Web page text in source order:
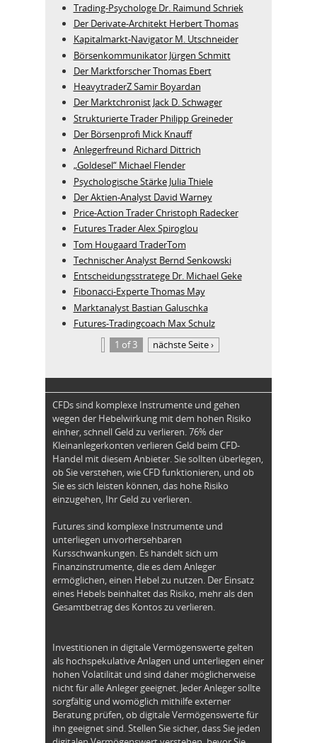
Trading-Psychologe Dr. Raimund Schriek
Der Derivate‑Architekt Herbert Thomas
Kapitalmarkt-Navigator M. Utschneider
Börsenkommunikator Jürgen Schmitt
Der Marktforscher Thomas Ebert
HeavytraderZ Samir Boyardan
Der Marktchronist Jack D. Schwager
Strukturierte Trader Philipp Greineder
Der Börsenprofi Mick Knauff
Anlegerfreund Richard Dittrich
„Goldesel“ Michael Flender
Psychologische Stärke Julia Thiele
Der Aktien-Analyst David Warney
Price-Action Trader Christoph Radecker
Futures Trader Alex Spiroglou
Tom Hougaard TraderTom
Technischer Analyst Bernd Senkowski
Entscheidungsstratege Dr. Michael Geke
Fibonacci-Experte Thomas May
Marktanalyst Bastian Galuschka
Futures-Tradingcoach Max Schulz
1 of 3
nächste Seite ›
CFDs sind komplexe Instrumente und gehen
wegen der Hebelwirkung mit dem hohen Risiko
einher, schnell Geld zu verlieren. 76% der
Kleinanlegerkonten verlieren Geld beim CFD-
Handel mit diesem Anbieter. Sie sollten überlegen,
ob Sie verstehen, wie CFD funktionieren, und ob
Sie es sich leisten können, das hohe Risiko
einzugehen, Ihr Geld zu verlieren.
Futures sind komplexe Instrumente und
unterliegen unvorhersehbaren
Kursschwankungen. Es handelt sich um
Finanzinstrumente, die es dem Anleger
ermöglichen, einen Hebel zu nutzen. Der Einsatz
eines Hebels beinhaltet das Risiko, mehr als den
Gesamtbetrag des Kontos zu verlieren.
Investitionen in digitale Vermögenswerte gelten
als hochspekulative Anlagen und unterliegen einer
hohen Volatilität und sind daher möglicherweise
nicht für alle Anleger geeignet. Jeder Anleger sollte
sorgfältig und womöglich mithilfe externer
Beratung prüfen, ob digitale Vermögenswerte für
ihn geeignet sind. Stellen Sie sicher, dass Sie jeden